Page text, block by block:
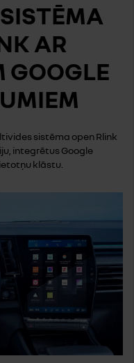
AR
GOOGLE
sistēma open Rlink
integrētus Google
klāstu.